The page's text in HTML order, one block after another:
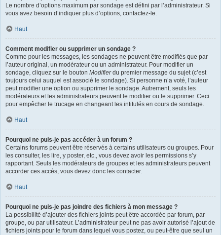
Le nombre d’options maximum par sondage est défini par l’administrateur. Si
vous avez besoin d’indiquer plus d’options, contactez-le.
Haut
Comment modifier ou supprimer un sondage ?
Comme pour les messages, les sondages ne peuvent être modifiés que par
l’auteur original, un modérateur ou un administrateur. Pour modifier un
sondage, cliquez sur le bouton Modifierdu premier message du sujet (c’est
toujours celui auquel est associé le sondage). Si personne n’a voté, l’auteur
peut modifier une option ou supprimer le sondage. Autrement, seuls les
modérateurs et les administrateurs peuvent le modifier ou le supprimer. Ceci
pour empêcher le trucage en changeant les intitulés en cours de sondage.
Haut
Pourquoi ne puis-je pas accéder à un forum ?
Certains forums peuvent être réservés à certains utilisateurs ou groupes. Pour
les consulter, les lire, y poster, etc., vous devez avoir les permissions s’y
rapportant. Seuls les modérateurs de groupes et les administrateurs peuvent
accorder ces accès, vous devez donc les contacter.
Haut
Pourquoi ne puis-je pas joindre des fichiers à mon message ?
La possibilité d’ajouter des fichiers joints peut être accordée par forum, par
groupe, ou par utilisateur. L’administrateur peut ne pas avoir autorisé l’ajout de
fichiers joints pour le forum dans lequel vous postez, ou peut-être que seul un